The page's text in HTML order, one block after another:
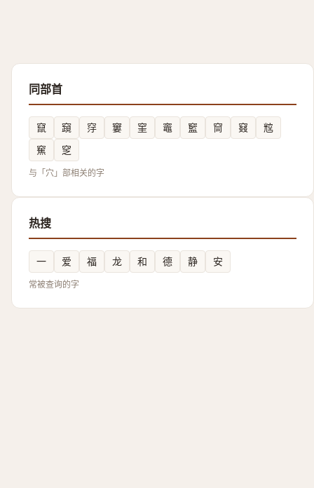
同部首
竄 竀 窏 窶 窐 竈 䆾 䆚 窡
䆪
䆶
窆
与「穴」部相关的字
热搜
一 爱 福 龙 和 德 静 安
常被查询的字